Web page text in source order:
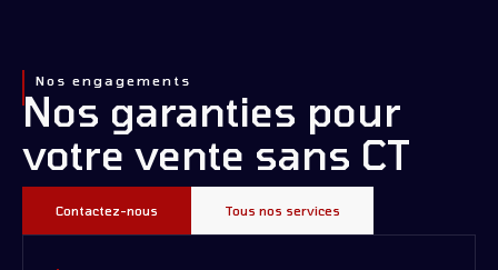
Nos engagements
Nos garanties pour
votre vente sans CT
Contactez-nous Tous nos services